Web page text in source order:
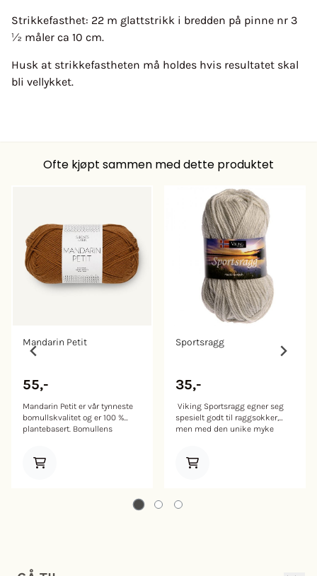
Strikkefasthet: 22 m glattstrikk i bredden på pinne nr 3
½ måler ca 10 cm.
Husk at strikkefastheten må holdes hvis resultatet skal
bli vellykket.
Ofte kjøpt sammen med dette produktet
Mandarin Petit
55,-
Mandarin Petit er vår tynneste
bomullskvalitet og er 100 %
plantebasert. Bomullens
fuktighet, noe som gjør at de
og er en favoritt blant dem som
Sportsragg
35,-
Viking Sportsragg egner seg
spesielt godt til raggsokker,
men med den unike myke
tilbehør. Innhold: 60% Ull 20%
23 m = 10 cm Vaskeanvisning: